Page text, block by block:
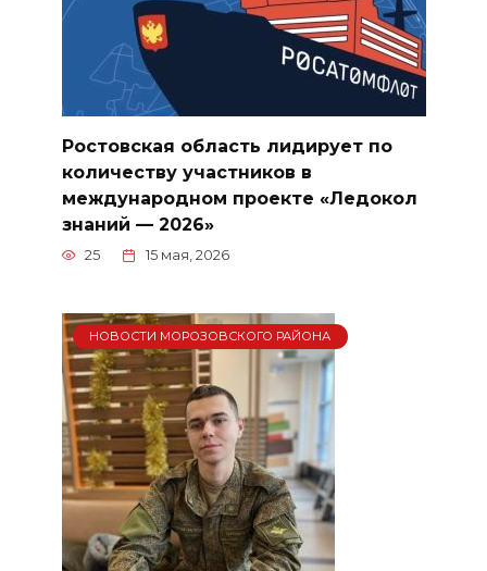
Ростовская область лидирует по
количеству участников в
международном проекте «Ледокол
знаний — 2026»
25 15 мая, 2026
НОВОСТИ МОРОЗОВСКОГО РАЙОНА